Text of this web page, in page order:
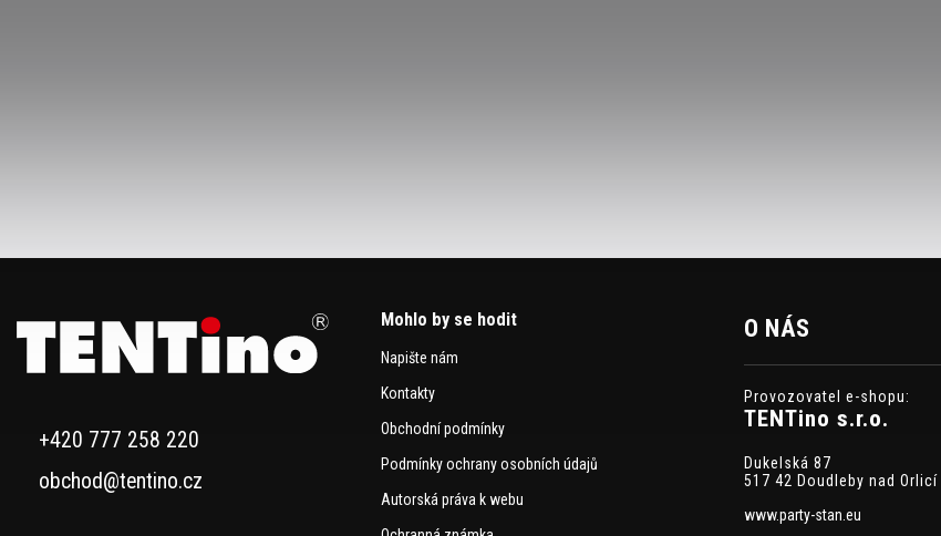
+420 777 258 220
obchod@tentino.cz
Mohlo by se hodit
Napište nám
Kontakty
Obchodní podmínky
Podmínky ochrany osobních údajů
Autorská práva k webu
O NÁS
Provozovatel e-shopu:
TENTino s.r.o.
Dukelská 87
517 42 Doudleby nad Orlicí
www.party-stan.eu